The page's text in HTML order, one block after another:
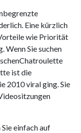
Eine kürzlich
wie Priorität
Wenn Sie suchen
ist die
2010 viral ging. Sie
einfach auf